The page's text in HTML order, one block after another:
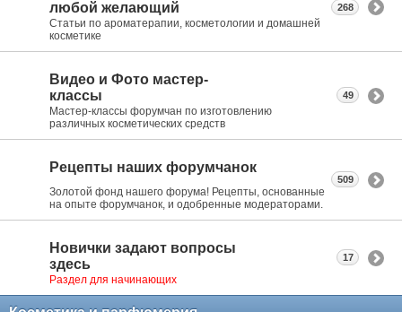
любой желающий
Статьи по ароматерапии, косметологии и домашней
косметике
268
Видео и Фото мастер-
классы
Мастер-классы форумчан по изготовлению
различных косметических средств
49
Рецепты наших форумчанок
Золотой фонд нашего форума! Рецепты, основанные
на опыте форумчанок, и одобренные модераторами.
509
Новички задают вопросы
здесь
Раздел для начинающих
17